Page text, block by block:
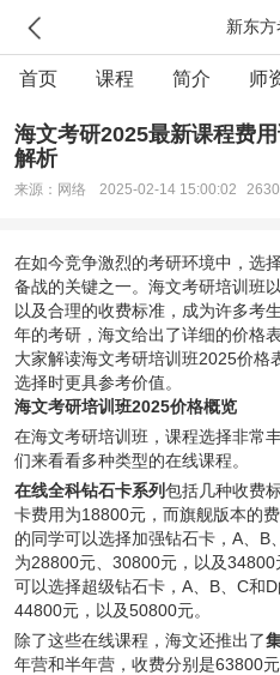
新东
首页 课程 简介 师
海文考研2025最新课程费
解析
来源：网络 2025-02-14 15:00:02
在如今竞争激烈的考研环境中，选
备战的关键之一。 海文考研培训班
以及合理的收费标准，成为许多考
年的考研，海文给出了详细的价格
大家解读海文考研培训班2025价格
选择时更具参考价值。
海文考研培训班2025价格概览
在海文考研培训班，课程选择非常
们来看看多种类型的在线课程。
在线全科钻石卡系列包括几种收费
卡费用为18800元，而旗舰版本的
的同学可以选择加强钻石卡，A、B
为28800元、30800元，以及34800
可以选择超级钻石卡，A、B、C和
44800元，以及50800元。
除了这些在线课程，海文还推出了
年营和半年营，收费分别是63800